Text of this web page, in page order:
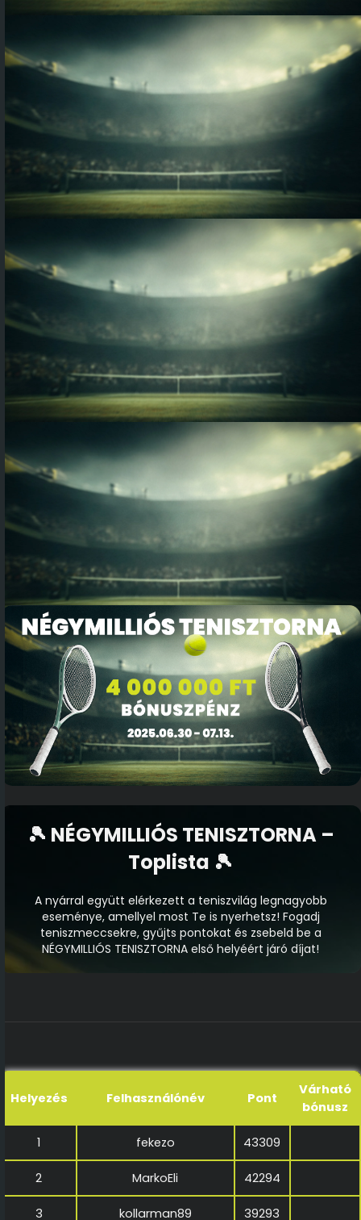
🎾 NÉGYMILLIÓS TENISZTORNA –
Toplista 🎾
A nyárral együtt elérkezett a teniszvilág legnagyobb
eseménye, amellyel most Te is nyerhetsz! Fogadj
teniszmeccsekre, gyűjts pontokat és zsebeld be a
NÉGYMILLIÓS TENISZTORNA első helyéért járó díjat!
Helyezés Felhasználónév Pont
Várható
bónusz
1 fekezo 43309
2 MarkoEli 42294
3 kollarman89 39293